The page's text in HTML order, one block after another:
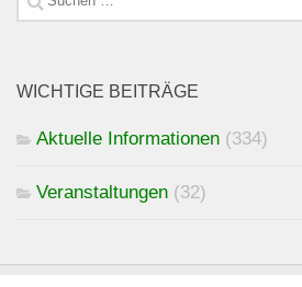
nach:
WICHTIGE BEITRÄGE
Aktuelle Informationen (334)
Veranstaltungen (32)